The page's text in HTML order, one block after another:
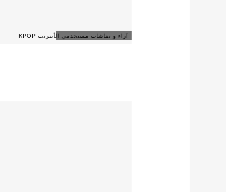
آراء و نقاشات مستخدمي الأنترنت KPOP